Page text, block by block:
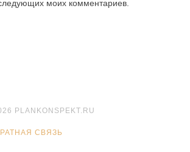
моих комментариев.
PLANKONSPEKT.RU
СВЯЗЬ